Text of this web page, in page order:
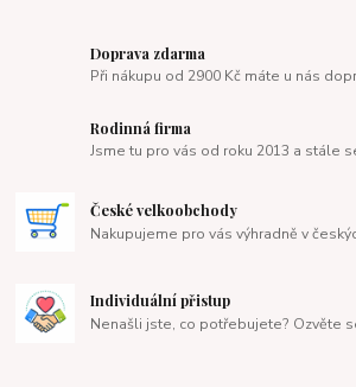
Doprava zdarma
Při nákupu od 2900 Kč máte u nás
Rodinná firma
Jsme tu pro vás od roku 2013 a stále
České velkoobchody
Nakupujeme pro vás výhradně v
Individuální přistup
Nenašli jste, co potřebujete? Ozvěte